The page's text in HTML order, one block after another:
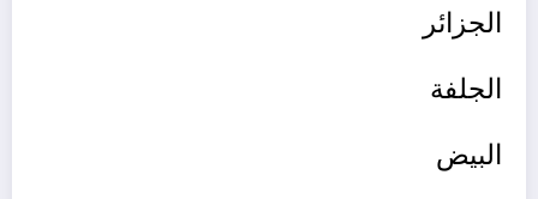
الجزائر
الجلفة
البيض